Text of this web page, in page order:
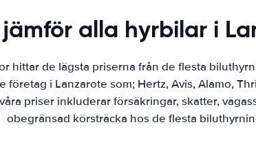
alla hyrbilar i
hittar de lägsta priserna från de flesta
företag i Lanzarote som; Hertz, Avis, Alamo,
priser inkluderar försäkringar, skatter,
obegränsad körsträcka hos de flesta